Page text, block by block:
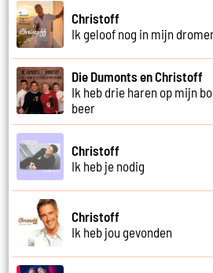
Christoff
Ik geloof nog in mijn
Die Dumonts en Christoff
Ik heb drie haren op mijn
beer
Christoff
Ik heb je nodig
Christoff
Ik heb jou gevonden